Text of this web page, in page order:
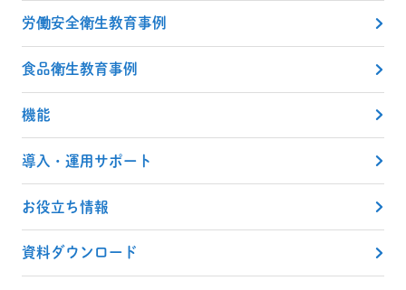
労働安全衛生教育事例
食品衛生教育事例
機能
導入・運用サポート
お役立ち情報
資料ダウンロード